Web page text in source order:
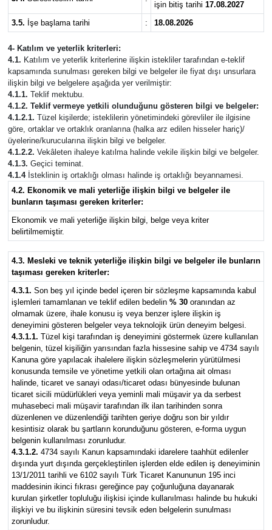
işin bitiş tarihi 17.08.2027
3.5. İşe başlama tarihi : 18.08.2026
4- Katılım ve yeterlik kriterleri:
4.1. Katılım ve yeterlik kriterlerine ilişkin istekliler tarafından e-teklif
kapsamında sunulması gereken bilgi ve belgeler ile fiyat dışı unsurlara
ilişkin bilgi ve belgelere aşağıda yer verilmiştir:
4.1.1. Teklif mektubu.
4.1.2. Teklif vermeye yetkili olunduğunu gösteren bilgi ve belgeler:
4.1.2.1. Tüzel kişilerde; isteklilerin yönetimindeki görevliler ile ilgisine
göre, ortaklar ve ortaklık oranlarına (halka arz edilen hisseler hariç)/
üyelerine/kurucularına ilişkin bilgi ve belgeler.
4.1.2.2. Vekâleten ihaleye katılma halinde vekile ilişkin bilgi ve belgeler.
4.1.3. Geçici teminat.
4.1.4İsteklinin iş ortaklığı olması halinde iş ortaklığı beyannamesi.
4.2. Ekonomik ve mali yeterliğe ilişkin bilgi ve belgeler ile
bunların taşıması gereken kriterler:
Ekonomik ve mali yeterliğe ilişkin bilgi, belge veya kriter
belirtilmemiştir.
4.3. Mesleki ve teknik yeterliğe ilişkin bilgi ve belgeler ile bunların
taşıması gereken kriterler:
4.3.1. Son beş yıl içinde bedel içeren bir sözleşme kapsamında kabul
işlemleri tamamlanan ve teklif edilen bedelin % 30oranından az
olmamak üzere, ihale konusu iş veya benzer işlere ilişkin iş
deneyimini gösteren belgeler veya teknolojik ürün deneyim belgesi.
4.3.1.1. Tüzel kişi tarafından iş deneyimini göstermek üzere kullanılan
belgenin, tüzel kişiliğin yarısından fazla hissesine sahip ve 4734 sayılı
Kanuna göre yapılacak ihalelere ilişkin sözleşmelerin yürütülmesi
konusunda temsile ve yönetime yetkili olan ortağına ait olması
halinde, ticaret ve sanayi odası/ticaret odası bünyesinde bulunan
ticaret sicili müdürlükleri veya yeminli mali müşavir ya da serbest
muhasebeci mali müşavir tarafından ilk ilan tarihinden sonra
düzenlenen ve düzenlendiği tarihten geriye doğru son bir yıldır
kesintisiz olarak bu şartların korunduğunu gösteren, e-forma uygun
belgenin kullanılması zorunludur.
4.3.1.2. 4734 sayılı Kanun kapsamındaki idarelere taahhüt edilenler
dışında yurt dışında gerçekleştirilen işlerden elde edilen iş deneyiminin
13/1/2011 tarihli ve 6102 sayılı Türk Ticaret Kanununun 195 inci
maddesinin ikinci fıkrası gereğince pay çoğunluğuna dayanarak
kurulan şirketler topluluğu ilişkisi içinde kullanılması halinde bu hukuki
ilişkiyi ve bu ilişkinin süresini tevsik eden belgelerin sunulması
zorunludur.